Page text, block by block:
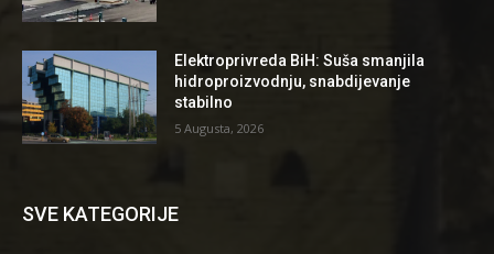
Elektroprivreda BiH: Suša smanjila
hidroproizvodnju, snabdijevanje
stabilno
5 Augusta, 2026
SVE KATEGORIJE